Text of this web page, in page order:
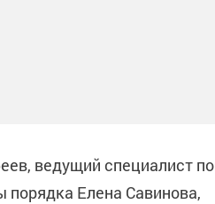
ведущий специалист по
порядка Елена Савинова,